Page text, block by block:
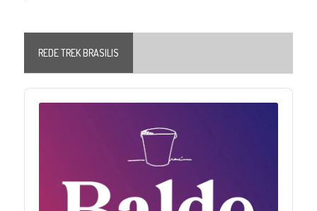
REDE TREK BRASILIS
Audio
Player